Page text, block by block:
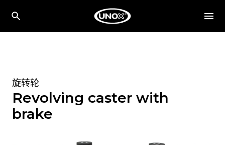
旋转轮
Revolving caster with
brake